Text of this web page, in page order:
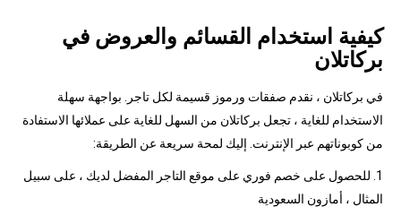
كيفية استخدام القسائم والعروض في
بركاتلان
في بركاتلان ، نقدم صفقات ورموز قسيمة لكل تاجر. بواجهة سهلة
الاستخدام للغاية ، تجعل بركاتلان من السهل للغاية على عملائها الاستفادة
من كوبوناتهم عبر الإنترنت. إليك لمحة سريعة عن الطريقة:
1. للحصول على خصم فوري على موقع التاجر المفضل لديك ، على سبيل
المثال ، أمازون السعودية